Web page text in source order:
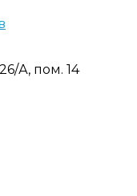
А, пом. 14